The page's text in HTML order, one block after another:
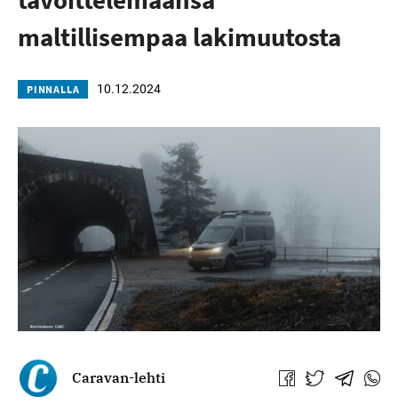
maltillisempaa lakimuutosta
PINNALLA 10.12.2024
Caravan-lehti
Jaa Jaa Jaa Jaa